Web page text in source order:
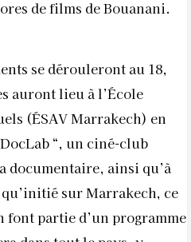
de films de Bouanani.
se dérouleront au 18,
auront lieu à l’École
(ÉSAV Marrakech) en
“, un ciné-club
documentaire, ainsi qu’à
sur Marrakech, ce
font partie d’un programme